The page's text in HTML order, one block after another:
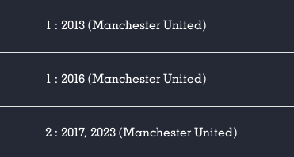
1 : 2013 (Manchester United)
1 : 2016 (Manchester United)
2 : 2017, 2023 (Manchester United)